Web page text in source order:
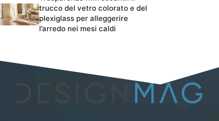
trucco del vetro colorato e del
plexiglass per alleggerire
l’arredo nei mesi caldi